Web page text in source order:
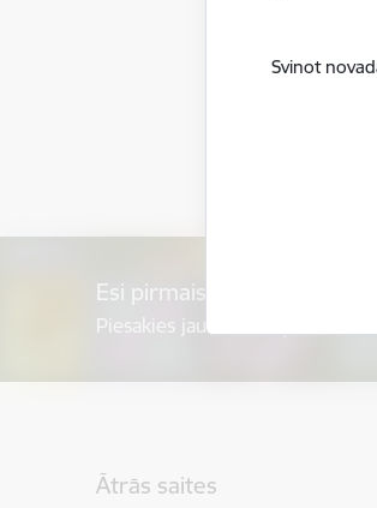
Svinot
Esi pirmais, kurš uzzina!
Piesakies jaunumu saņemšanai
Ātrās saites